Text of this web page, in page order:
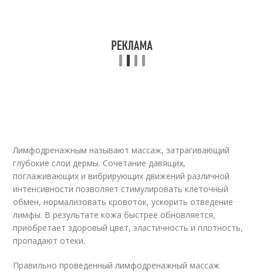
Лимфодренажным называют массаж, затрагивающий
глубокие слои дермы. Сочетание давящих,
поглаживающих и вибрирующих движений различной
интенсивности позволяет стимулировать клеточный
обмен, нормализовать кровоток, ускорить отведение
лимфы. В результате кожа быстрее обновляется,
приобретает здоровый цвет, эластичность и плотность,
пропадают отеки.
Правильно проведенный лимфодренажный массаж